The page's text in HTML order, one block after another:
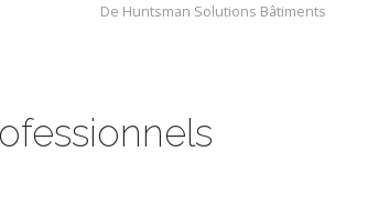
De Huntsman Solutions Bâtiments